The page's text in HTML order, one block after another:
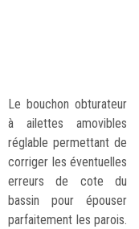
Le bouchon obturateur
à ailettes amovibles
réglable permettant de
corriger les éventuelles
erreurs de cote du
bassin pour épouser
parfaitement les parois.